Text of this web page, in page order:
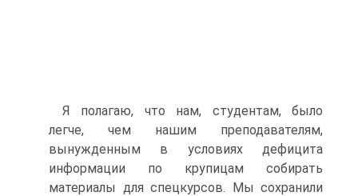
Я полагаю, что нам, студентам, было
легче, чем нашим преподавателям,
вынужденным в условиях дефицита
информации по крупицам собирать
материалы для спецкурсов. Мы сохранили